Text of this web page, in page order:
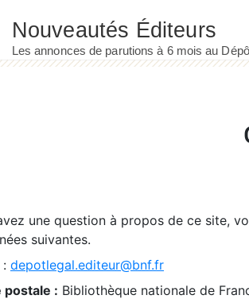
une question à propos de ce site,
suivantes.
: depotlegal.editeur@bnf.fr
postale : Bibliothèque nationale de